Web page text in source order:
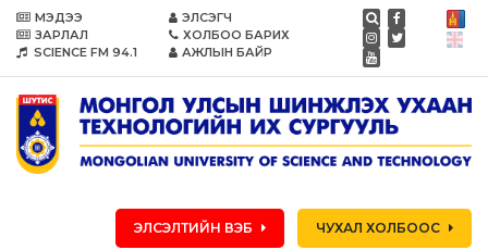
МЭДЭЭ
ЗАРЛАЛ
SCIENCE FM 94.1
ЭЛСЭГЧ
ХОЛБОО БАРИХ
АЖЛЫН БАЙР
ЭЛСЭЛТИЙН ВЭБ ЧУХАЛ ХОЛБООС